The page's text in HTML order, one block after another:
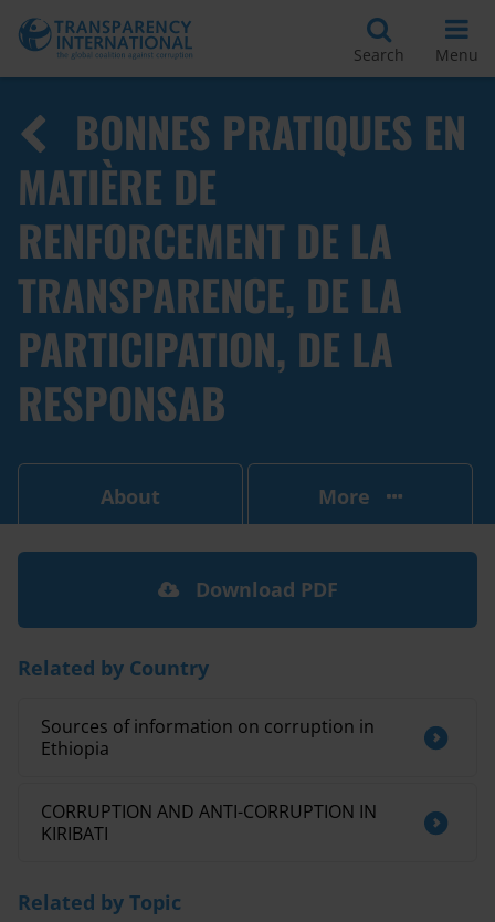
Search Menu
BONNES PRATIQUES EN
MATIÈRE DE
RENFORCEMENT DE LA
TRANSPARENCE, DE LA
PARTICIPATION, DE LA
RESPONSAB
About More
Download PDF
Related by Country
Sources of information on corruption in
Ethiopia
CORRUPTION AND ANTI-CORRUPTION IN
KIRIBATI
Related by Topic